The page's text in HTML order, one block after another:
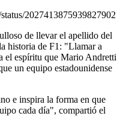
2027413875939827902
de llevar el apellido del
historia de F1: "Llamar a
el espíritu que Mario Andretti
un equipo estadounidense
e inspira la forma en que
cada día", compartió el